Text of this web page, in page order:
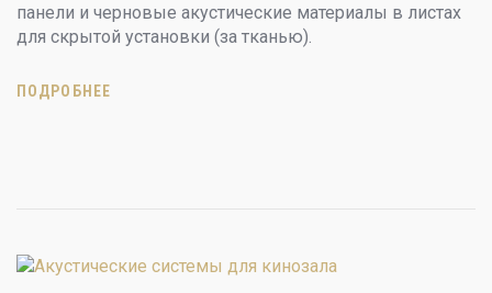
панели и черновые акустические материалы в листах
для скрытой установки (за тканью).
ПОДРОБНЕЕ